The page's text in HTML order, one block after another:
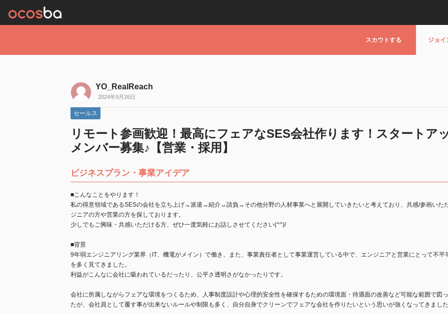
スカウトする ジョイ
YO_RealReach
2024年9月26日
セールス
リモート参画歓迎！最高にフェアなSES会社作ります！スタートア
メンバー募集♪【営業・採用】
ビジネスプラン・事業アイデア
■こんなことをやります！
私の得意領域であるSESの会社を立ち上げ→派遣→紹介→請負→その他分野の人材事業へと展開していきたいと考えており、共感/参画いた
ジニアの方や営業の方を探しております。
少しでもご興味・共感いただける方、ぜひ一度気軽にお話しさせてください(^^)/
■背景
9年弱エンジニアリング業界（IT、機電がメイン）で働き、また、事業責任者として事業運営している中で、エンジニアと営業にとって不平
を多く見てきました。
利益がこんなに会社に吸われているだったり、公平さ透明さがなかったりです。
会社に所属しながらフェアな環境をつくるため、人事制度設計や心理的安全性を確保するための環境面・待遇面の改善など可能な範囲で図
たが、会社員として覆す事が出来ないルールや制限も多く、自分自身でクリーンでフェアな会社を作りたいという思いが強くなってきました